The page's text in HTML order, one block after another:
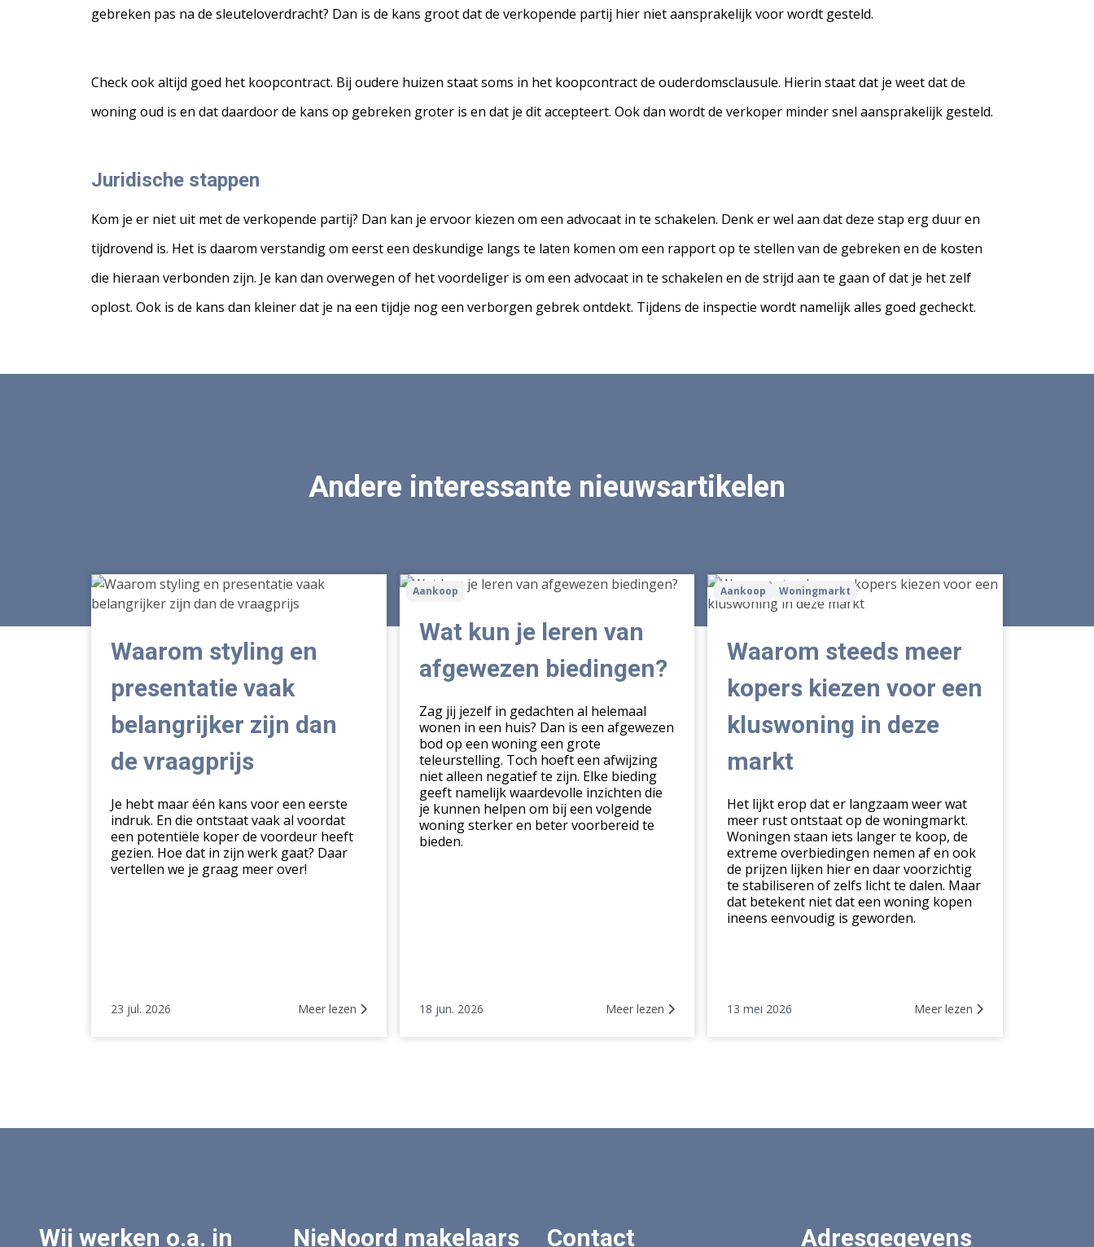
gebreken pas na de sleuteloverdracht? Dan is de kans groot dat de verkopende partij hier niet aansprakelijk voor wordt gesteld.
Check ook altijd goed het koopcontract. Bij oudere huizen staat soms in het koopcontract de ouderdomsclausule. Hierin staat dat je weet dat de
woning oud is en dat daardoor de kans op gebreken groter is en dat je dit accepteert. Ook dan wordt de verkoper minder snel aansprakelijk gesteld.
Juridische stappen
Kom je er niet uit met de verkopende partij? Dan kan je ervoor kiezen om een advocaat in te schakelen. Denk er wel aan dat deze stap erg duur en
tijdrovend is. Het is daarom verstandig om eerst een deskundige langs te laten komen om een rapport op te stellen van de gebreken en de kosten
die hieraan verbonden zijn. Je kan dan overwegen of het voordeliger is om een advocaat in te schakelen en de strijd aan te gaan of dat je het zelf
oplost. Ook is de kans dan kleiner dat je na een tijdje nog een verborgen gebrek ontdekt. Tijdens de inspectie wordt namelijk alles goed gecheckt.
Andere interessante nieuwsartikelen
Waarom
styling
en
presentatie
vaak
belangrijker
dan
vraagprijs
Waarom styling en
presentatie vaak
belangrijker zijn dan
de vraagprijs
Je hebt maar één kans voor een eerste
indruk. En die ontstaat vaak al voordat
een potentiële koper de voordeur heeft
gezien. Hoe dat in zijn werk gaat? Daar
vertellen we je graag meer over!
23 jul. 2026 Meer lezen
Wat
je
leren
van
afgewezen
Aankoop
Wat kun je leren van
afgewezen biedingen?
Zag jij jezelf in gedachten al helemaal
wonen in een huis? Dan is een afgewezen
bod op een woning een grote
teleurstelling. Toch hoeft een afwijzing
niet alleen negatief te zijn. Elke bieding
geeft namelijk waardevolle inzichten die
je kunnen helpen om bij een volgende
woning sterker en beter voorbereid te
bieden.
18 jun. 2026 Meer lezen
Waarom
steeds
meer
kopers
kiezen
voor
een
kluswoning
deze
Aankoop Woningmarkt
Waarom steeds meer
kopers kiezen voor een
kluswoning in deze
markt
Het lijkt erop dat er langzaam weer wat
meer rust ontstaat op de woningmarkt.
Woningen staan iets langer te koop, de
extreme overbiedingen nemen af en ook
de prijzen lijken hier en daar voorzichtig
te stabiliseren of zelfs licht te dalen. Maar
dat betekent niet dat een woning kopen
ineens eenvoudig is geworden.
13 mei 2026 Meer lezen
Wij werken o.a. in NieNoord makelaars Contact Adresgegevens